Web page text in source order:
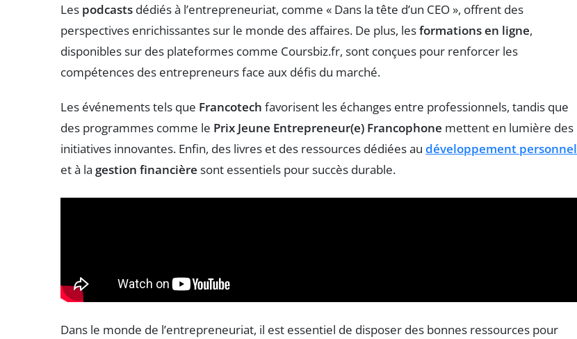
Les podcasts dédiés à l’entrepreneuriat, comme « Dans la tête d’un CEO », offrent des
perspectives enrichissantes sur le monde des affaires. De plus, lesformations en ligne,
disponibles sur des plateformes comme Coursbiz.fr, sont conçues pour renforcer les
compétences des entrepreneurs face aux défis du marché.
Les événements tels que Francotech favorisent les échanges entre professionnels, tandis que
des programmes comme le Prix Jeune Entrepreneur(e) Francophone mettent en lumière des
initiatives innovantes. Enfin, des livres et des ressources dédiées au développement personnel
et à la gestion financière sont essentiels pour succès durable.
Dans le monde de l’entrepreneuriat, il est essentiel de disposer des bonnes ressources pour